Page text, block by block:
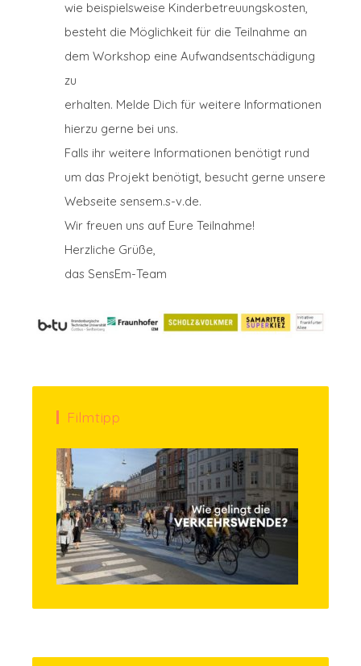
wie beispielsweise Kinderbetreuungskosten,
besteht die Möglichkeit für die Teilnahme an
dem Workshop eine Aufwandsentschädigung
zu
erhalten. Melde Dich für weitere Informationen
hierzu gerne bei uns.
Falls ihr weitere Informationen benötigt rund
um das Projekt benötigt, besucht gerne unsere
Webseite sensem.s-v.de.
Wir freuen uns auf Eure Teilnahme!
Herzliche Grüße,
das SensEm-Team
Filmtipp